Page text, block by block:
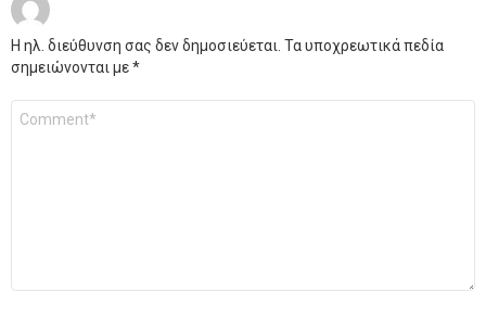
Η ηλ. διεύθυνση σας δεν δημοσιεύεται. Τα υποχρεωτικά πεδία
σημειώνονται με*